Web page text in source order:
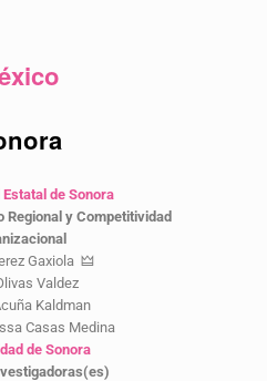
de Sonora
Regional y Competitividad
Gaxiola 🜲
Valdez
Kaldman
Casas Medina
de Sonora